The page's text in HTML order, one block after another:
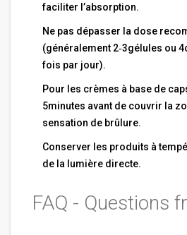
faciliter l’absorption.
Ne pas dépasser la dose
(généralement 2‑3gélules ou
fois par jour).
Pour les crèmes à base de
5minutes avant de couvrir la
sensation de brûlure.
Conserver les produits à
de la lumière directe.
FAQ - Questions